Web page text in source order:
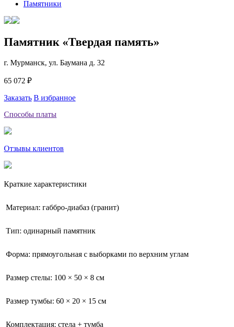
Памятники
Памятник «Твердая память»
г. Мурманск, ул. Баумана д. 32
65 072 ₽
Заказать В избранное
Способы платы
Отзывы клиентов
Краткие характеристики
Материал: габбро-диабаз (гранит)
Тип: одинарный памятник
Форма: прямоугольная с выборками по верхним углам
Размер стелы: 100 × 50 × 8 см
Размер тумбы: 60 × 20 × 15 см
Комплектация: стела + тумба